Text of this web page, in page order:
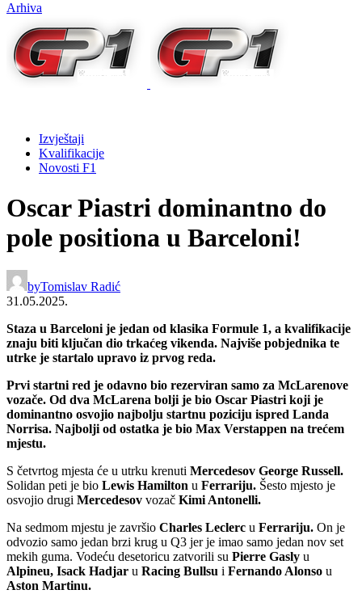
Arhiva
Izvještaji
Kvalifikacije
Novosti F1
Oscar Piastri dominantno do
pole positiona u Barceloni!
byTomislav Radić
31.05.2025.
Staza u Barceloni je jedan od klasika Formule 1, a kvalifikacije
znaju biti ključan dio trkaćeg vikenda. Najviše pobjednika te
utrke je startalo upravo iz prvog reda.
Prvi startni red je odavno bio rezerviran samo za McLarenove
vozače. Od dva McLarena bolji je bio Oscar Piastri koji je
dominantno osvojio najbolju startnu poziciju ispred Landa
Norrisa. Najbolji od ostatka je bio Max Verstappen na trećem
mjestu.
S četvrtog mjesta će u utrku krenuti Mercedesov George Russell.
Solidan peti je bio Lewis Hamilton u Ferrariju. Šesto mjesto je
osvojio drugi Mercedesov vozač Kimi Antonelli.
Na sedmom mjestu je završio Charles Leclerc u Ferrariju. On je
odvozio samo jedan brzi krug u Q3 jer je imao samo jedan nov set
mekih guma. Vodeću desetoricu zatvorili su Pierre Gasly u
Alpineu, Isack Hadjar u Racing Bullsu i Fernando Alonso u
Aston Martinu.